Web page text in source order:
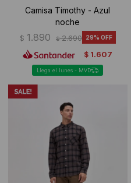
Camisa Timothy - Azul
noche
$ 1.890 $ 2.690 29
$ 1.607
Llega el lunes - MVD
Sherpas